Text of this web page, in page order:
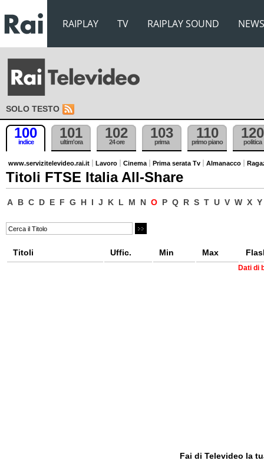
RAIPLAY TV RAIPLAY SOUND NEWS
SOLO TESTO
100
indice
101
ultim'ora
102
24 ore
103
prima
110
primo piano
120
politica
www.servizitelevideo.rai.it Lavoro Cinema Prima serata Tv Almanacco
Titoli FTSE Italia All-Share
A B C D E F G H I J K L M N O P Q R S T U V W X Y
Titoli Uffic. Min Max
Dati di
Fai di Televideo la